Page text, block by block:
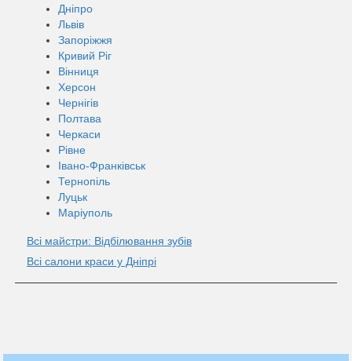
Дніпро
Львів
Запоріжжя
Кривий Ріг
Вінниця
Херсон
Чернігів
Полтава
Черкаси
Рівне
Івано-Франківськ
Тернопіль
Луцьк
Маріуполь
Всі майстри: Відбілювання зубів
Всі салони краси у Дніпрі